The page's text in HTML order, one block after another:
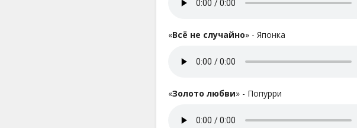
«Всё не случайно» - Японка
«Золото любви» - Попурри